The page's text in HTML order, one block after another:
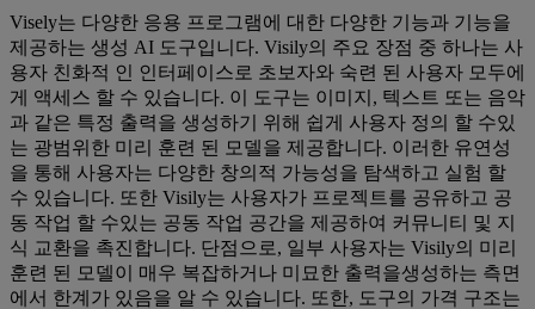
Visely는 다양한 응용 프로그램에 대한 다양한 기능과 기능을
제공하는 생성 AI 도구입니다. Visily의 주요 장점 중 하나는 사
용자 친화적 인 인터페이스로 초보자와 숙련 된 사용자 모두에
게 액세스 할 수 있습니다. 이 도구는 이미지, 텍스트 또는 음악
과 같은 특정 출력을 생성하기 위해 쉽게 사용자 정의 할 수있
는 광범위한 미리 훈련 된 모델을 제공합니다. 이러한 유연성
을 통해 사용자는 다양한 창의적 가능성을 탐색하고 실험 할
수 있습니다. 또한 Visily는 사용자가 프로젝트를 공유하고 공
동 작업 할 수있는 공동 작업 공간을 제공하여 커뮤니티 및 지
식 교환을 촉진합니다. 단점으로, 일부 사용자는 Visily의 미리
훈련 된 모델이 매우 복잡하거나 미묘한 출력을생성하는 측면
에서 한계가 있음을 알 수 있습니다. 또한, 도구의 가격 구조는